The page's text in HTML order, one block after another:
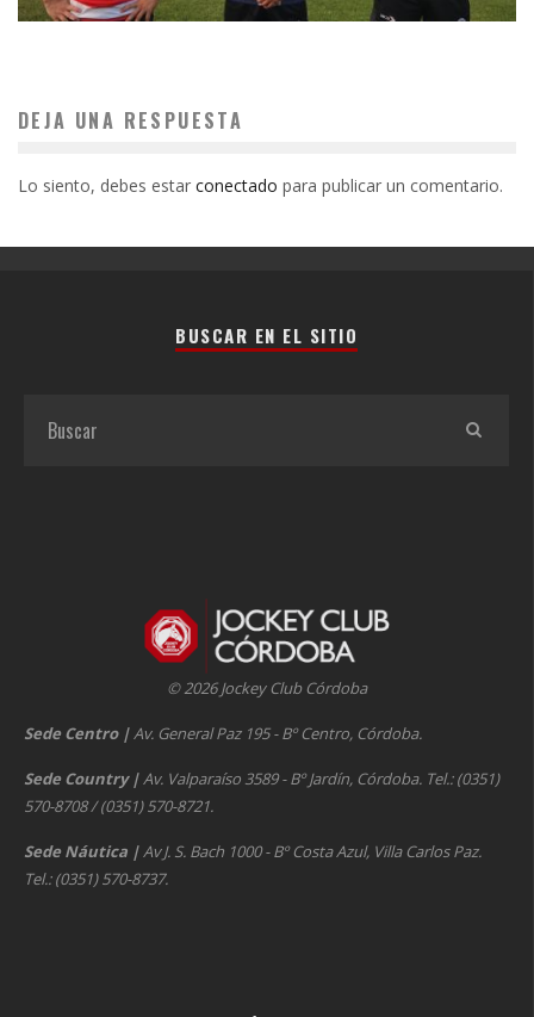
DEJA UNA RESPUESTA
Lo siento, debes estar conectado para publicar un comentario.
BUSCAR EN EL SITIO
© 2026 Jockey Club Córdoba
Sede Centro |Av. General Paz 195 - Bº Centro, Córdoba.
Sede Country |Av. Valparaíso 3589 - Bº Jardín, Córdoba. Tel.: (0351)
570-8708 / (0351) 570-8721.
Sede Náutica |Av J. S. Bach 1000 - Bº Costa Azul, Villa Carlos Paz.
Tel.: (0351) 570-8737.